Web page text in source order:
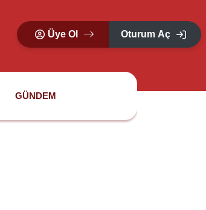
Üye Ol Oturum Aç
GÜNDEM